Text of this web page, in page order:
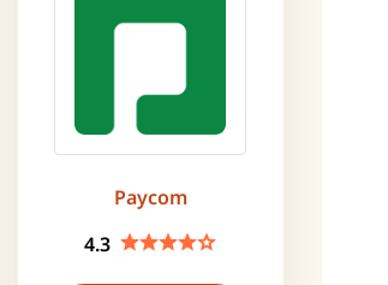
Paycom
4.3